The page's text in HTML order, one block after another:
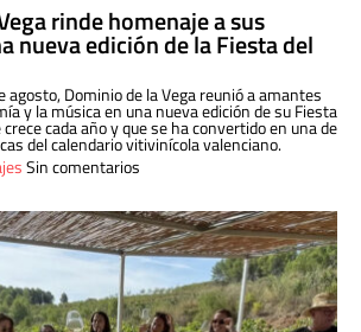
rinde homenaje a sus
nueva edición de la Fiesta del
agosto, Dominio de la Vega reunió a amantes
y la música en una nueva edición de su Fiesta
cada año y que se ha convertido en una de
del calendario vitivinícola valenciano.
Sin comentarios